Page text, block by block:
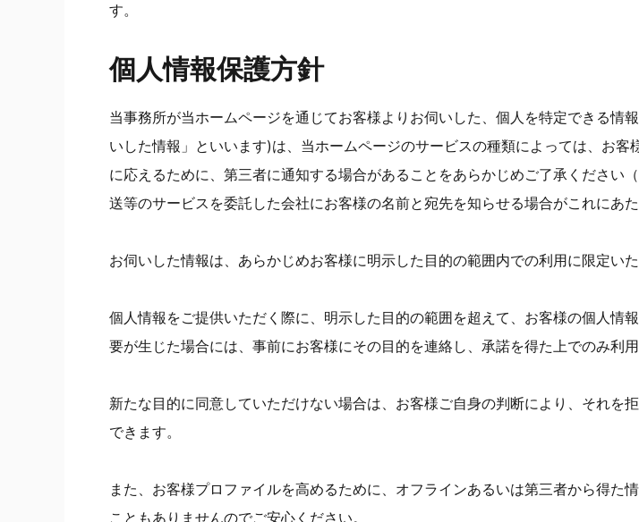
す。
個人情報保護方針
当事務所が当ホームページを通じてお客様よりお伺いした、個人を特定できる情
いした情報」といいます)は、当ホームページのサービスの種類によっては、お客
に応えるために、第三者に通知する場合があることをあらかじめご了承ください
送等のサービスを委託した会社にお客様の名前と宛先を知らせる場合がこれにあた
お伺いした情報は、あらかじめお客様に明示した目的の範囲内での利用に限定いた
個人情報をご提供いただく際に、明示した目的の範囲を超えて、お客様の個人情
要が生じた場合には、事前にお客様にその目的を連絡し、承諾を得た上でのみ利用
新たな目的に同意していただけない場合は、お客様ご自身の判断により、それを
できます。
また、お客様プロファイルを高めるために、オフラインあるいは第三者から得た
こともありませんのでご安心ください。